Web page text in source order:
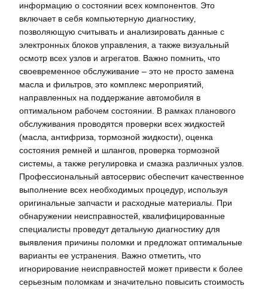
информацию о состоянии всех компонентов. Это
включает в себя компьютерную диагностику‚
позволяющую считывать и анализировать данные с
электронных блоков управления‚ а также визуальный
осмотр всех узлов и агрегатов. Важно помнить‚ что
своевременное обслуживание – это не просто замена
масла и фильтров‚ это комплекс мероприятий‚
направленных на поддержание автомобиля в
оптимальном рабочем состоянии. В рамках планового
обслуживания проводятся проверки всех жидкостей
(масла‚ антифриза‚ тормозной жидкости)‚ оценка
состояния ремней и шлангов‚ проверка тормозной
системы‚ а также регулировка и смазка различных узлов.
Профессиональный автосервис обеспечит качественное
выполнение всех необходимых процедур‚ используя
оригинальные запчасти и расходные материалы. При
обнаружении неисправностей‚ квалифицированные
специалисты проведут детальную диагностику для
выявления причины поломки и предложат оптимальные
варианты ее устранения. Важно отметить‚ что
игнорирование неисправностей может привести к более
серьезным поломкам и значительно повысить стоимость